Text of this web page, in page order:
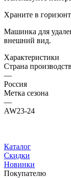
Храните в
Машинка для
внешний вид.
Характеристики
Страна
—
Россия
Метка сезона
—
AW23-24
Каталог
Скидки
Новинки
Покупателю